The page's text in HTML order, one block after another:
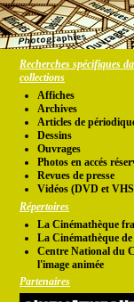
Recherches spécifiques
collections
Affiches
Archives
Articles de
Dessins
Ouvrages
Photos en accés
Revues de presse
Vidéos (DVD et
Répertoires
La Cinémathèque
La Cinémathèque de
Centre National du
l'image animée
Partenaires